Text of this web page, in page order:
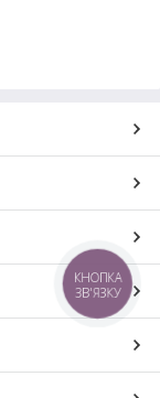
КНОПКА
ЗВ'ЯЗКУ